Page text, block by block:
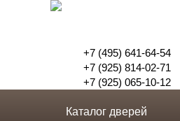
+7 (495) 641-64-54
+7 (925) 814-02-71
+7 (925) 065-10-12
Каталог дверей